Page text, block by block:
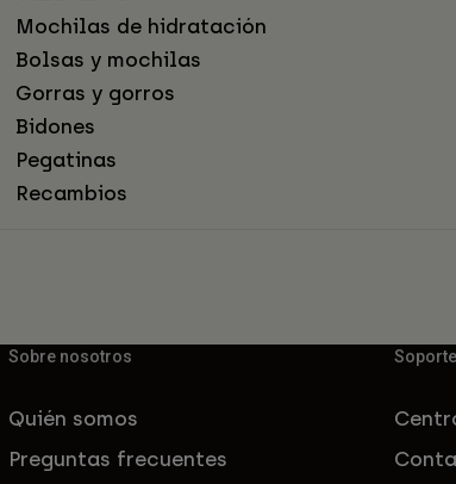
Mochilas de hidratación
Bolsas y mochilas
Gorras y gorros
Bidones
Pegatinas
Recambios
Sobre nosotros
Quién somos
Preguntas frecuentes
Soporte